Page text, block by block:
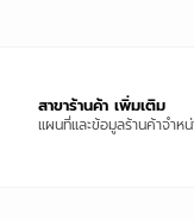
สาขาร้านค้า เพิ่มเติม
แผนที่และข้อมูลร้านค้าจำห